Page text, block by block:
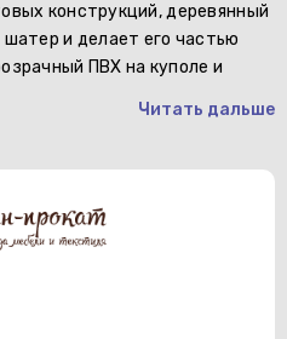
конструкций, деревянный
шатер и делает его частью
ПВХ на куполе и
Читать дальше